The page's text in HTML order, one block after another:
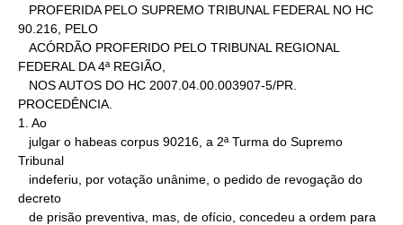
90.216, PELO
FEDERAL DA 4ª REGIÃO,
PROCEDÊNCIA.
1. Ao
Tribunal
decreto